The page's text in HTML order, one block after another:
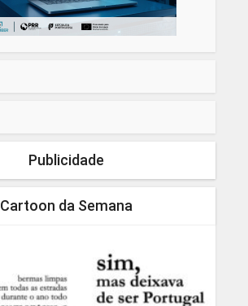
Publicidade
Cartoon da Semana